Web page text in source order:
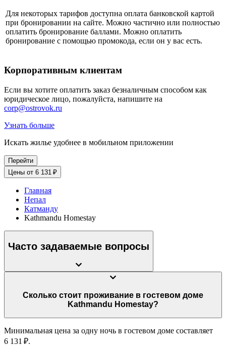
Для некоторых тарифов доступна оплата банковской картой
при бронировании на сайте. Можно частично или полностью
оплатить бронирование баллами. Можно оплатить
бронирование с помощью промокода, если он у вас есть.
Корпоративным клиентам
Если вы хотите оплатить заказ безналичным способом как
юридическое лицо, пожалуйста, напишите на
corp@ostrovok.ru
Узнать больше
Искать жилье удобнее в мобильном приложении
Перейти
Цены от 6 131 ₽
Главная
Непал
Катманду
Kathmandu Homestay
Часто задаваемые вопросы
Сколько стоит проживание в гостевом доме
Kathmandu Homestay?
Минимальная цена за одну ночь в гостевом доме составляет
6 131 ₽.